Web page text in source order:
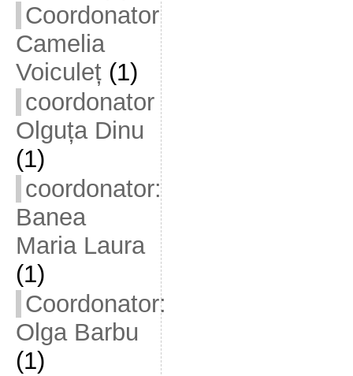
Coordonator
Camelia
Voiculeț(1)
coordonator
Olguța Dinu
(1)
coordonator:
Banea
Maria Laura
(1)
Coordonator:
Olga Barbu
(1)